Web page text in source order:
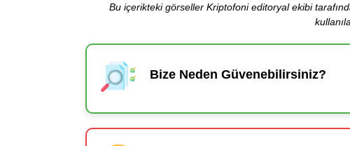
Bu içerikteki görseller Kriptofoni editoryal ekibi
Bize Neden Güvenebilirsiniz?